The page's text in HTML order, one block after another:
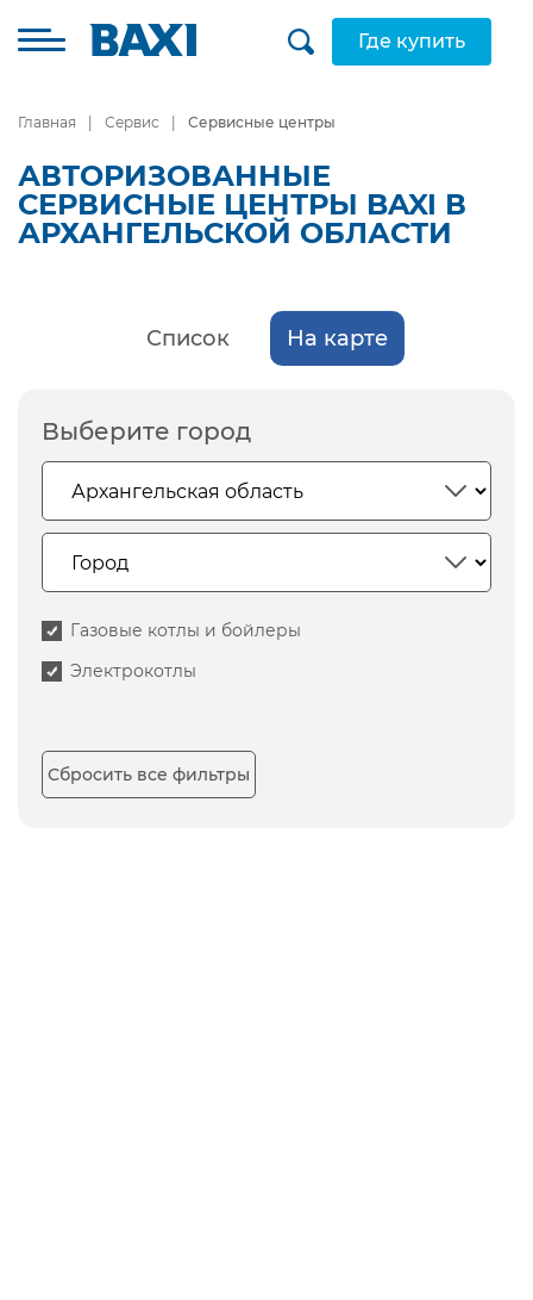
Где купить
Главная Сервис Сервисные центры
АВТОРИЗОВАННЫЕ
СЕРВИСНЫЕ ЦЕНТРЫ BAXI В
АРХАНГЕЛЬСКОЙ ОБЛАСТИ
Список На карте
Выберите город
Газовые котлы и бойлеры
Электрокотлы
Сбросить все фильтры